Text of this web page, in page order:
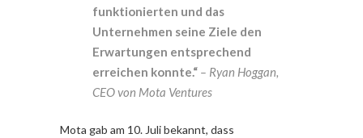
funktionierten und das
Unternehmen seine Ziele den
Erwartungen entsprechend
erreichen konnte.“ – Ryan Hoggan,
CEO von Mota Ventures
Mota gab am 10. Juli bekannt, dass